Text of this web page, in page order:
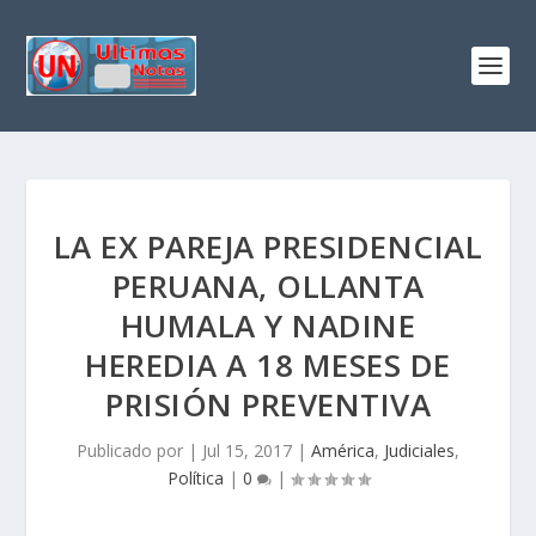
LA EX PAREJA PRESIDENCIAL
PERUANA, OLLANTA
HUMALA Y NADINE
HEREDIA A 18 MESES DE
PRISIÓN PREVENTIVA
Publicado por | Jul 15, 2017 | América, Judiciales,
Política | 0 |